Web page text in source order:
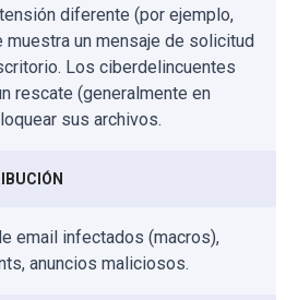
diferente (por ejemplo,
muestra un mensaje de solicitud
Los ciberdelincuentes
rescate (generalmente en
sus archivos.
email infectados (macros),
anuncios maliciosos.